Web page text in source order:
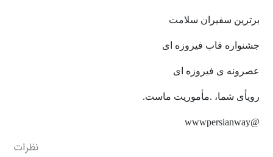
برترین سفیران سلامت
جشنواره قاب فیروزه ای
عصرونه ی فیروزه ای
رویأی شما، .مأموریت ماست.
wwwpersianway@
نظرات